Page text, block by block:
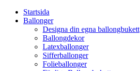
Startsida
Ballonger
Designa din egna ballongbukett
Ballongdekor
Latexballonger
Sifferballonger
Folieballonger